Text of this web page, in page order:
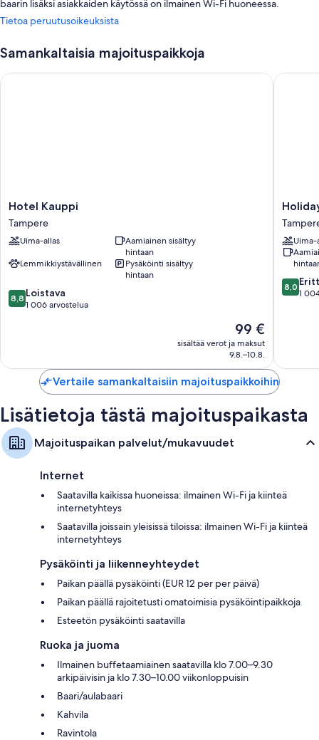
baarin lisäksi asiakkaiden käytössä on ilmainen Wi-Fi huoneessa.
Muihin etuihin kuuluvat:
Omatoiminen pysäköinti (lisämaksusta), matkatavarasäilytys ja
tallelokero vastaanotossa
Kylpyhuoneet, joista löytyy suihkut ja bideet
Vaatekaapit/komerot, kierrätysmahdollisuus ja jääkaapit
Tietoa peruutusoikeuksista
Samankaltaisia majoituspaikkoja
Hotel
Kauppi
Tampere
Hotel Kauppi
Tampere
Uima-allas
Aamiainen sisältyy
hintaan
Lemmikkiystävällinen
Pysäköinti sisältyy
hintaan
8.8
kautta
8,8 Loistava
1 006 arvostelua
Hinta
on
99 €
99 €
sisältää verot ja maksut
9.8.–10.8.
Hotel Kauppi
Holiday
Club
Uima-
8.0
kautta
8,0
1
Holiday
Vertaile samankaltaisiin majoituspaikkoihin
Lisätietoja tästä majoituspaikasta
Majoituspaikan palvelut/mukavuudet
Internet
Saatavilla kaikissa huoneissa: ilmainen Wi-Fi ja kiinteä
internetyhteys
Saatavilla joissain yleisissä tiloissa: ilmainen Wi-Fi ja kiinteä
internetyhteys
Pysäköinti ja liikenneyhteydet
Paikan päällä pysäköinti (EUR 12 per per päivä)
Paikan päällä rajoitetusti omatoimisia pysäköintipaikkoja
Esteetön pysäköinti saatavilla
Ruoka ja juoma
Ilmainen buffetaamiainen saatavilla klo 7.00–9.30
arkipäivisin ja klo 7.30–10.00 viikonloppuisin
Baari/aulabaari
Kahvila
Ravintola